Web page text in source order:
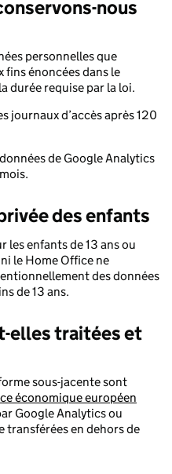
nous
personnelles que
fins énoncées dans le
durée requise par la loi.
journaux d’accès après 120
de Google Analytics
des enfants
les enfants de 13 ans ou
le Home Office ne
des données
de 13 ans.
elles traitées et
sous-jacente sont
économique européen
Google Analytics ou
transférées en dehors de